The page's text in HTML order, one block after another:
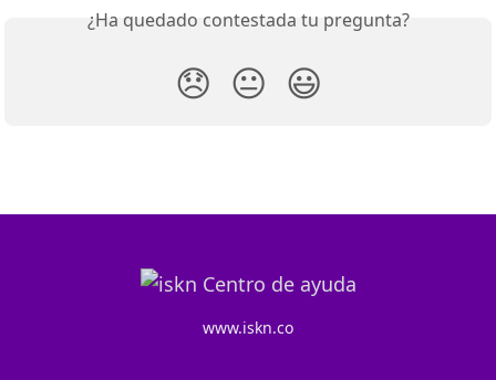
¿Ha quedado contestada tu pregunta?
😞 😐 😃
www.iskn.co